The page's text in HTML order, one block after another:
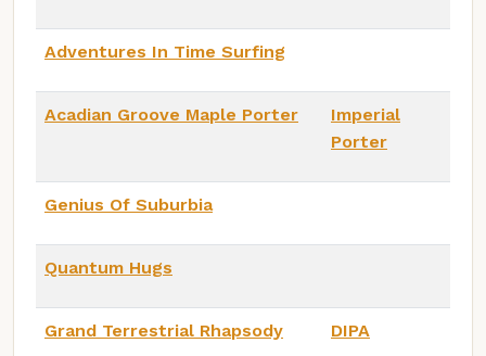
Adventures In Time Surfing
Acadian Groove Maple Porter
Imperial
Porter
Genius Of Suburbia
Quantum Hugs
Grand Terrestrial Rhapsody DIPA